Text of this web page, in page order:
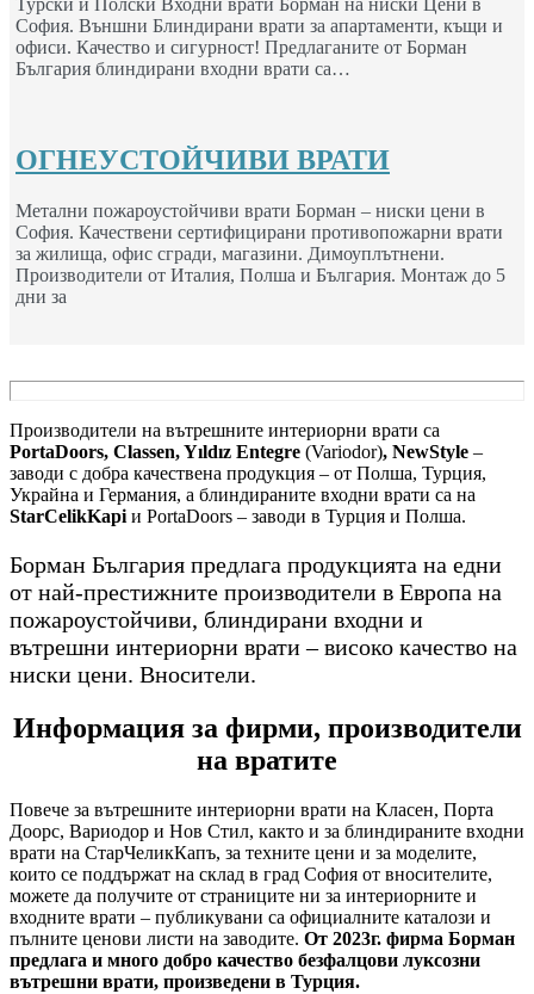
София. Външни Блиндирани врати за апартаменти, къщи и
офиси. Качество и сигурност! Предлаганите от Борман
България блиндирани входни врати са…
ОГНЕУСТОЙЧИВИ ВРАТИ
Метални пожароустойчиви врати Борман – ниски цени в
София. Качествени сертифицирани противопожарни врати
за жилища, офис сгради, магазини. Димоуплътнени.
Производители от Италия, Полша и България. Монтаж до 5
дни за
Производители на вътрешните интериорни врати са
PortaDoors, Classen, Yıldız Entegre (Variodor), NewStyle –
заводи с добра качествена продукция – от Полша, Турция,
Украйна и Германия, а блиндираните входни врати са на
StarCelikKapi и PortaDoors – заводи в Турция и Полша.
Борман България предлага продукцията на едни
от най-престижните производители в Европа на
пожароустойчиви, блиндирани входни и
вътрешни интериорни врати – високо качество на
ниски цени. Вносители.
Информация за фирми, производители
на вратите
Повече за вътрешните интериорни врати на Класен, Порта
Доорс, Вариодор и Нов Стил, както и за блиндираните входни
врати на СтарЧеликКапъ, за техните цени и за моделите,
които се поддържат на склад в град София от вносителите,
можете да получите от страниците ни за интериорните и
входните врати – публикувани са официалните каталози и
пълните ценови листи на заводите. От 2023г. фирма Борман
предлага и много добро качество безфалцови луксозни
вътрешни врати, произведени в Турция.